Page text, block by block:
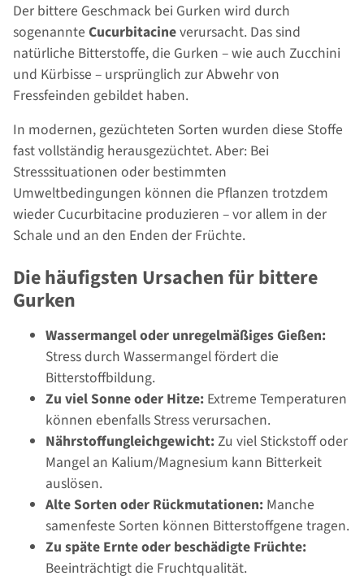
Der bittere Geschmack bei Gurken wird durch
sogenannte Cucurbitacineverursacht. Das sind
natürliche Bitterstoffe, die Gurken – wie auch Zucchini
und Kürbisse – ursprünglich zur Abwehr von
Fressfeinden gebildet haben.
In modernen, gezüchteten Sorten wurden diese Stoffe
fast vollständig herausgezüchtet. Aber: Bei
Stresssituationen oder bestimmten
Umweltbedingungen können die Pflanzen trotzdem
wieder Cucurbitacine produzieren – vor allem in der
Schale und an den Enden der Früchte.
Die häufigsten Ursachen für bittere
Gurken
Wassermangel oder unregelmäßiges Gießen:
Stress durch Wassermangel fördert die
Bitterstoffbildung.
Zu viel Sonne oder Hitze: Extreme Temperaturen
können ebenfalls Stress verursachen.
Nährstoffungleichgewicht:Zu viel Stickstoff oder
Mangel an Kalium/Magnesium kann Bitterkeit
auslösen.
Alte Sorten oder Rückmutationen: Manche
samenfeste Sorten können Bitterstoffgene tragen.
Zu späte Ernte oder beschädigte Früchte:
Beeinträchtigt die Fruchtqualität.